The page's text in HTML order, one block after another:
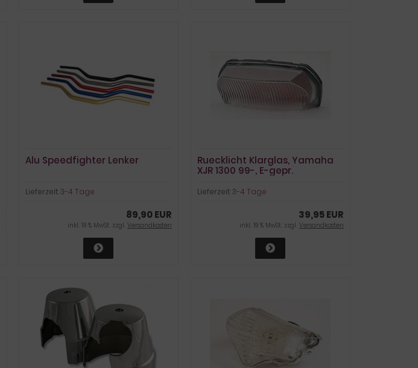
Alu Speedfighter Lenker
Lieferzeit:3-4 Tage
89,90 EUR
inkl. 19 % MwSt. zzgl. Versandkosten
Ruecklicht Klarglas, Yamaha
XJR 1300 99-, E-gepr.
Lieferzeit:3-4 Tage
39,95 EUR
inkl. 19 % MwSt. zzgl. Versandkosten